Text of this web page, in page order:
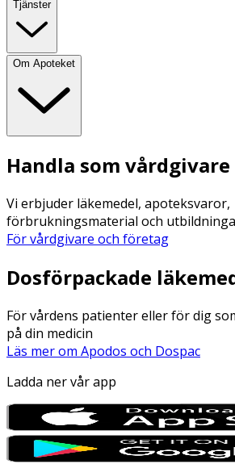
Tjänster
Om Apoteket
Handla som
Vi erbjuder läkemedel, apoteksvaror,
förbrukningsmaterial och
För vårdgivare och företag
Dosförpackade
För vårdens patienter eller för dig
på din medicin
Läs mer om Apodos och Dospac
Ladda ner vår app